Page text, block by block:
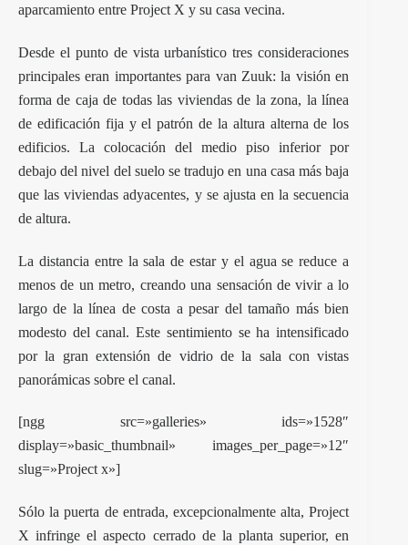
aparcamiento entre Project X y su casa vecina.
Desde el punto de vista urbanístico tres consideraciones
principales eran importantes para van Zuuk: la visión en
forma de caja de todas las viviendas de la zona, la línea
de edificación fija y el patrón de la altura alterna de los
edificios. La colocación del medio piso inferior por
debajo del nivel del suelo se tradujo en una casa más baja
que las viviendas adyacentes, y se ajusta en la secuencia
de altura.
La distancia entre la sala de estar y el agua se reduce a
menos de un metro, creando una sensación de vivir a lo
largo de la línea de costa a pesar del tamaño más bien
modesto del canal. Este sentimiento se ha intensificado
por la gran extensión de vidrio de la sala con vistas
panorámicas sobre el canal.
[ngg src=»galleries» ids=»1528″
display=»basic_thumbnail» images_per_page=»12″
slug=»Project x»]
Sólo la puerta de entrada, excepcionalmente alta, Project
X infringe el aspecto cerrado de la planta superior, en